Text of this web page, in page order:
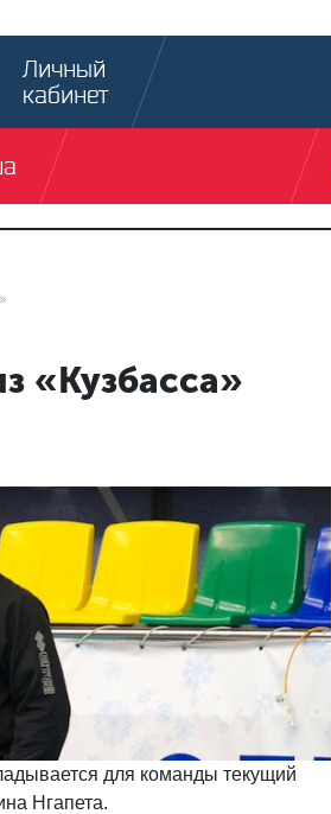
Личный
кабинет
«Кузбасса»
для команды текущий
Нгапета.